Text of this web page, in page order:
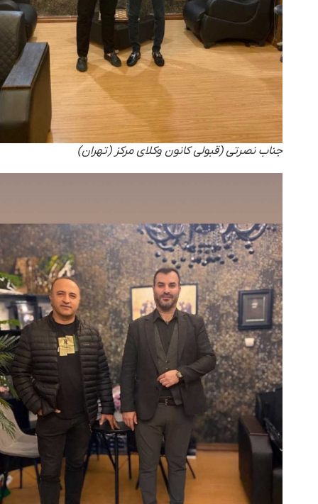
جناب نصرتی (قبولی کانون وکلای مرکز (تهران)